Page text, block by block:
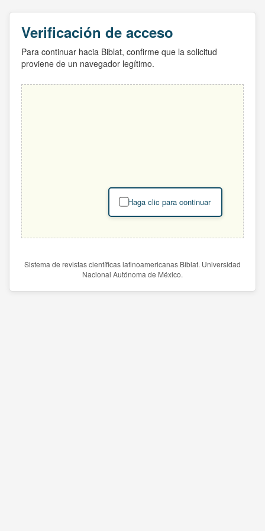
Verificación de acceso
Para continuar hacia Biblat, confirme que la solicitud
proviene de un navegador legítimo.
Haga clic para continuar
Sistema de revistas científicas latinoamericanas Biblat. Universidad
Nacional Autónoma de México.